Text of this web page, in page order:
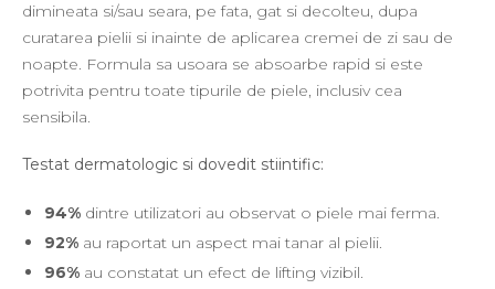
dimineata si/sau seara, pe fata, gat si decolteu, dupa
curatarea pielii si inainte de aplicarea cremei de zi sau de
noapte. Formula sa usoara se absoarbe rapid si este
potrivita pentru toate tipurile de piele, inclusiv cea
sensibila.
Testat dermatologic si dovedit stiintific:
94% dintre utilizatori au observat o piele mai ferma.
92% au raportat un aspect mai tanar al pielii.
96% au constatat un efect de lifting vizibil.